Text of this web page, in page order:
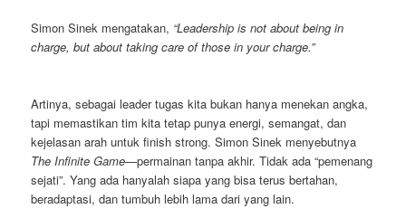
Simon Sinek mengatakan, “Leadership is not about being in
charge, but about taking care of those in your charge.”
Artinya, sebagai leader tugas kita bukan hanya menekan angka,
tapi memastikan tim kita tetap punya energi, semangat, dan
kejelasan arah untuk finish strong. Simon Sinek menyebutnya
The Infinite Game—permainan tanpa akhir. Tidak ada “pemenang
sejati”. Yang ada hanyalah siapa yang bisa terus bertahan,
beradaptasi, dan tumbuh lebih lama dari yang lain.